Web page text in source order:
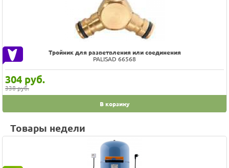
Тройник для разветвления или соединения
PALISAD 66568
304 руб.
338 руб.
В корзину
Товары недели